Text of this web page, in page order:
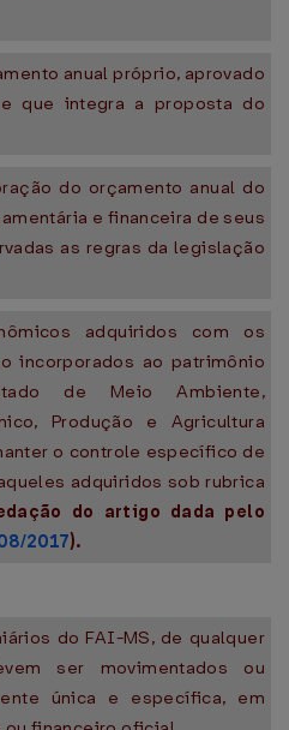
anual próprio, aprovado
e que integra a proposta do
do orçamento anual do
e financeira de seus
as regras da legislação
adquiridos com os
incorporados ao patrimônio
de Meio Ambiente,
Produção e Agricultura
o controle específico de
adquiridos sob rubrica
do artigo dada pelo
2017).
do FAI-MS, de qualquer
ser movimentados ou
única e específica, em